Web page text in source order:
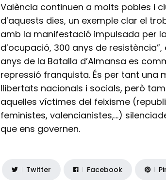
València continuen a molts pobles i
d’aquests dies, un exemple clar el
amb la manifestació impulsada per
d’ocupació, 300 anys de
anys de la Batalla d’Almansa es
repressió franquista. És per tant una
llibertats nacionals i socials, però
aquelles víctimes del feixisme
feministes, valencianistes,…)
que ens governen.
Twitter Facebook